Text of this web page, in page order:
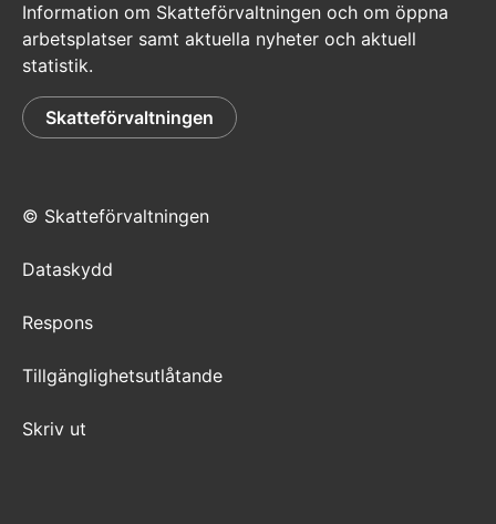
Information om Skatteförvaltningen och om öppna
arbetsplatser samt aktuella nyheter och aktuell
statistik.
Skatteförvaltningen
© Skatteförvaltningen
Dataskydd
Respons
Tillgänglighetsutlåtande
Skriv ut